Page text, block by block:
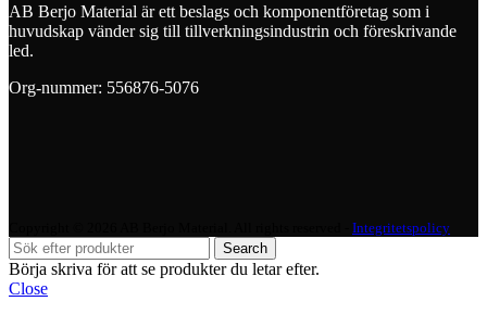
AB Berjo Material är ett beslags och komponentföretag som i
huvudskap vänder sig till tillverkningsindustrin och föreskrivande
led.
Org-nummer: 556876-5076
Integritetspolicy
Search
Börja skriva för att se produkter du letar efter.
Close